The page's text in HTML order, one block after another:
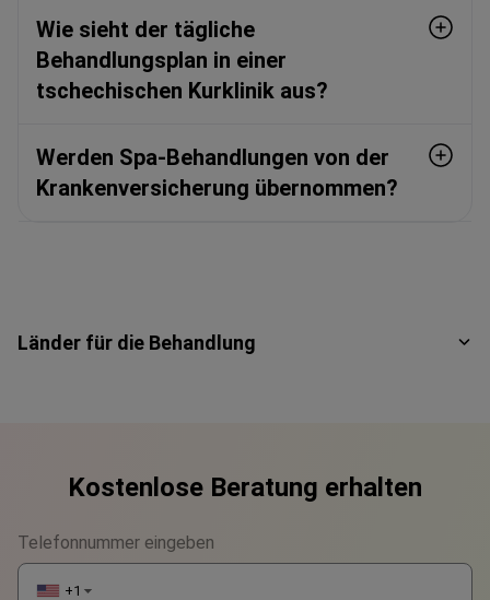
Wie sieht der tägliche
Behandlungsplan in einer
tschechischen Kurklinik aus?
Werden Spa-Behandlungen von der
Krankenversicherung übernommen?
Länder für die Behandlung
Kostenlose Beratung erhalten
Telefonnummer eingeben
+1 ▼